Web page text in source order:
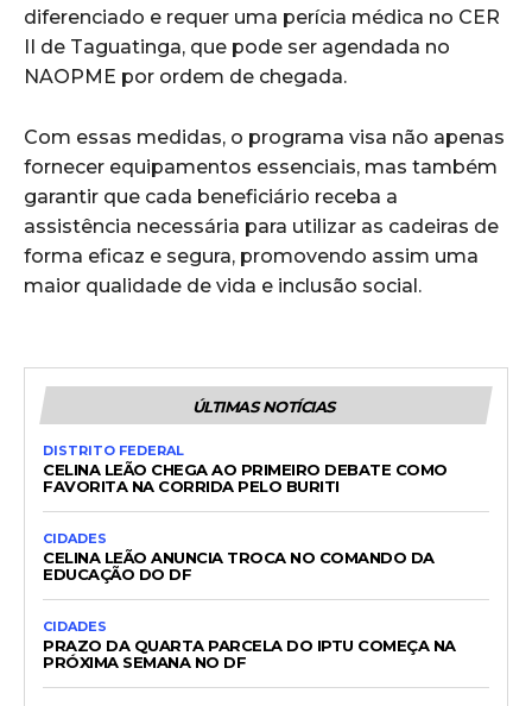
diferenciado e requer uma perícia médica no CER
II de Taguatinga, que pode ser agendada no
NAOPME por ordem de chegada.
Com essas medidas, o programa visa não apenas
fornecer equipamentos essenciais, mas também
garantir que cada beneficiário receba a
assistência necessária para utilizar as cadeiras de
forma eficaz e segura, promovendo assim uma
maior qualidade de vida e inclusão social.
ÚLTIMAS NOTÍCIAS
DISTRITO FEDERAL
CELINA LEÃO CHEGA AO PRIMEIRO DEBATE COMO
FAVORITA NA CORRIDA PELO BURITI
CIDADES
CELINA LEÃO ANUNCIA TROCA NO COMANDO DA
EDUCAÇÃO DO DF
CIDADES
PRAZO DA QUARTA PARCELA DO IPTU COMEÇA NA
PRÓXIMA SEMANA NO DF